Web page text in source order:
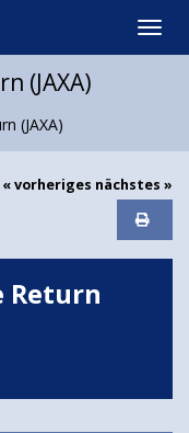
(JAXA)
(JAXA)
« vorheriges nächstes »
Return